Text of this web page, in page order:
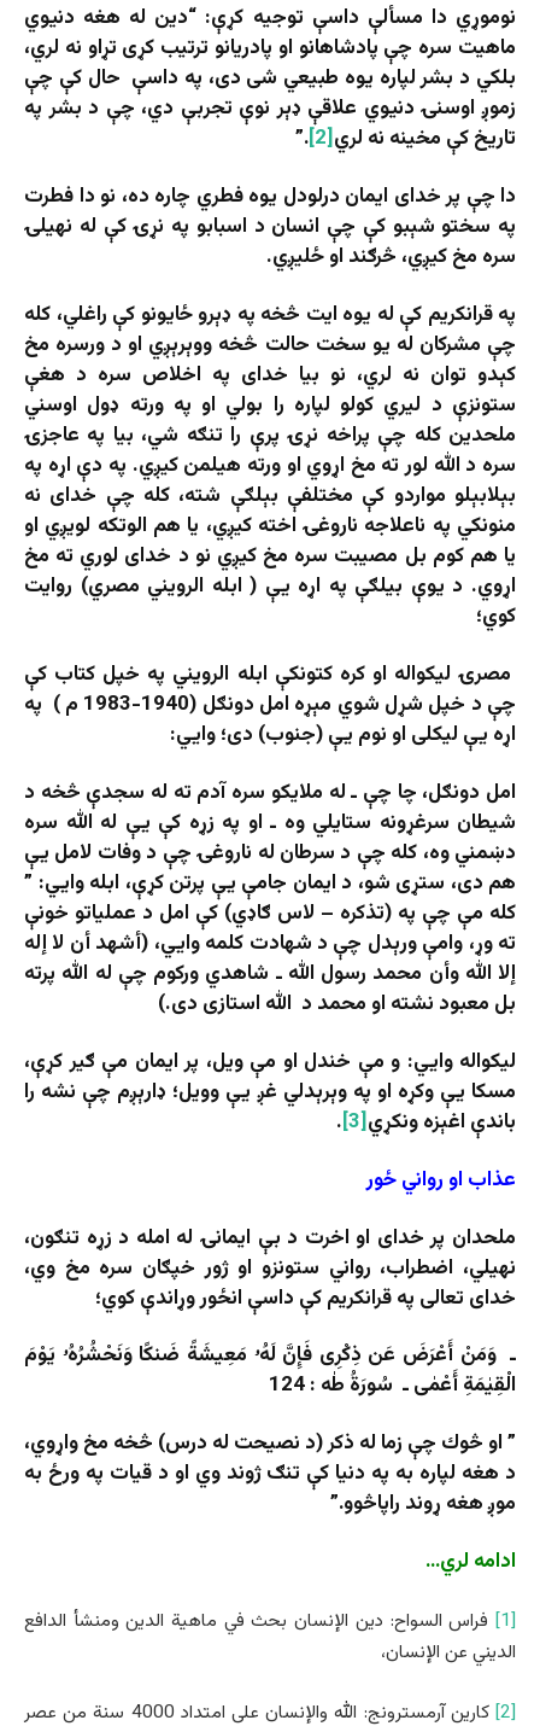
نوموړي دا مسألې داسې توجیه کړې: “دین له هغه دنیوي
ماهیت سره چې پادشاهانو او پادریانو ترتیب کړی تړاو نه لري،
بلکي د بشر لپاره یوه طبیعي شی دی، په داسې حال کې چې
زموږ اوسنۍ دنیوي علاقې ډېر نوې تجربې دي، چې د بشر په
تاریخ کې مخینه نه لري[2]
.”
دا چې پر خدای ایمان درلودل یوه فطري چاره ده، نو دا فطرت
په سختو شېبو کې چې انسان د اسبابو په نړۍ کې له نهیلۍ
سره مخ کیږي، څرګند او ځلیږي.
په قرانکریم کې له یوه ایت څخه په ډېرو ځایونو کې راغلي، کله
چې مشرکان له يو سخت حالت څخه ووېرېږي او د ورسره مخ
کېدو توان نه لري، نو بیا خدای په اخلاص سره د هغې
ستونزې د لیري کولو لپاره را بولي او په ورته ډول اوسني
ملحدین کله چې پراخه نړۍ پرې را تنګه شي، بیا په عاجزۍ
سره د الله لور ته مخ اړوي او ورته هیلمن کیږي. په دې اړه په
بېلابېلو مواردو کې مختلفې بېلګې شته، کله چې خدای نه
منونکي په ناعلاجه ناروغۍ اخته کیږي، یا هم الوتکه لویږي او
یا هم کوم بل مصیبت سره مخ کیږي نو د خدای لوري ته مخ
اړوي. د یوې بیلګې په اړه یې ( ابله الرویني مصري) روایت
کوي؛
مصرۍ لیکواله او کره کتونکې ابله الرویني په خپل کتاب کې
چې د خپل شړل شوي مېړه امل دونګل (1940-1983 م ) په
اړه یې لیکلی او نوم یې (جنوب) دی؛ وايي:
امل دونګل، چا چې ـ له ملایکو سره آدم ته له سجدې څخه د
شیطان سرغړونه ستایلي وه ـ او په زړه کې یې له الله سره
دښمني وه، کله چې د سرطان له ناروغۍ چې د وفات لامل یې
هم دی، ستړی شو، د ایمان جامې یې پرتن کړې، ابله وايي: ”
کله مې چې په (تذکره – لاس ګاډي) کې امل د عملیاتو خونې
ته وړ، وامې ورېدل چې د شهادت کلمه وايي، (أشهد أن لا إله
إلا الله وأن محمد رسول الله ـ شاهدي ورکوم چې له الله پرته
بل معبود نشته او محمد د الله استازی دی.)
لیکواله وايي: و مې خندل او مې ویل، پر ایمان مې ګیر کړې،
مسکا یې وکړه او په وېرېدلي غږ یې وویل؛ ډارېږم چې نشه را
باندې اغېزه ونکړي[3]
.
عذاب او رواني ځور
ملحدان پر خدای او اخرت د بې ایمانۍ له امله د زړه تنګون،
نهیلي، اضطراب، رواني ستونزو او ژور خپګان سره مخ وي،
خدای تعالی په قرانکریم کې داسې انځور وړاندې کوي؛
ـ وَمَنْ أَعْرَضَ عَن ذِكْرِى فَإِنَّ لَهُۥ مَعِيشَةً ضَنكًا وَنَحْشُرُهُۥ يَوْمَ
الْقِيٰمَةِ أَعْمٰى ـ سُورَةُ طٰه : 124
” او څوك چې زما له ذكر (د نصيحت له درس) څخه مخ واړوي،
د هغه لپاره به په دنيا کې تنګ ژوند وي او د قيات په ورځ به
موږ هغه ړوند راپاڅوو.”
ادامه لري…
[1]
فراس السواح: دين الإنسان بحث في ماهية الدين ومنشأ الدافع
الديني عن الإنسان،
[2] كارين آرمسترونج: الله والإنسان على امتداد 4000 سنة من عصر